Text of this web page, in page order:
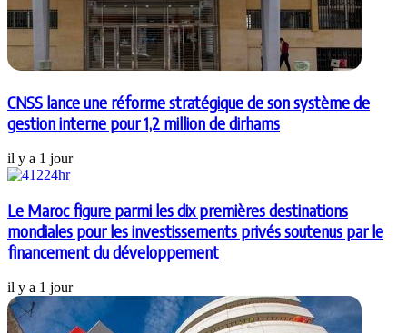
CNSS lance une réforme stratégique de son système de
gestion interne pour 1,2 million de dirhams
il y a 1 jour
Le Maroc figure parmi les dix premières destinations
mondiales pour les investissements privés soutenus par le
financement du développement
il y a 1 jour